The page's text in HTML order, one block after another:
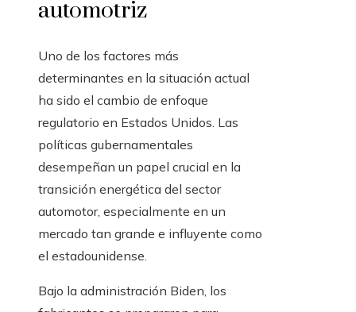
automotriz
Uno de los factores más
determinantes en la situación actual
ha sido el cambio de enfoque
regulatorio en Estados Unidos. Las
políticas gubernamentales
desempeñan un papel crucial en la
transición energética del sector
automotor, especialmente en un
mercado tan grande e influyente como
el estadounidense.
Bajo la administración Biden, los